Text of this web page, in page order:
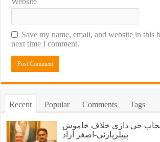
Save my name, email, and website in this
next time I comment.
Recent Popular Comments Tags
جي ڌاڙي خلاف خاموش
پيپلزپارٽي-اصغر آزاد